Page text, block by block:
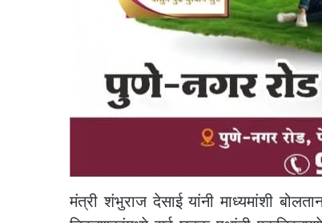
मंत्री शंभुराज देसाई यांनी माध्यमांशी